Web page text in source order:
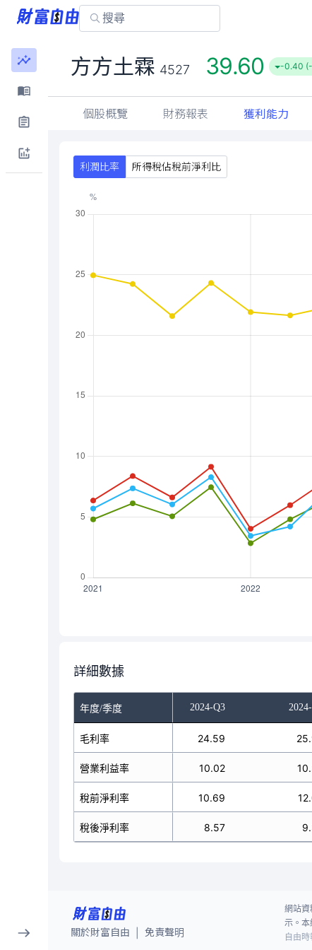
方方土霖 4527 39.60 -0.40 (-
個股概覽 財務報表 獲利能力
利潤比率 所得稅佔稅前淨利比
詳細數據
年度/季度
2024-Q2 2024-Q3
毛利率
營業利益率
稅前淨利率
稅後淨利率
25.53 24.59
11.48 10.02
13.04 10.69
10.18 8.57
關於財富自由 免責聲明
網站資
示。本
自由